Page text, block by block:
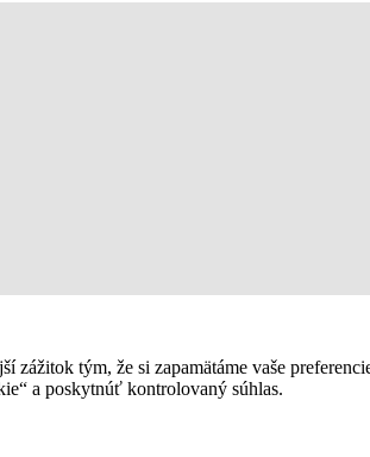
tým, že si zapamätáme vaše
a poskytnúť kontrolovaný súhlas.